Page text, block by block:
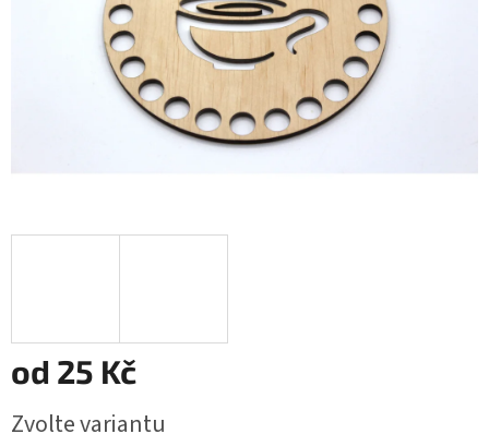
od 25 Kč
cena:
Zvolte variantu